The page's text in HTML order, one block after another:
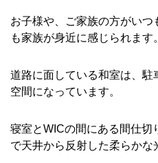
お子様や、ご家族の方がい
も家族が身近に感じられます。
道路に面している和室は、
空間になっています。
寝室とWICの間にある間仕切
で天井から反射した柔らかな